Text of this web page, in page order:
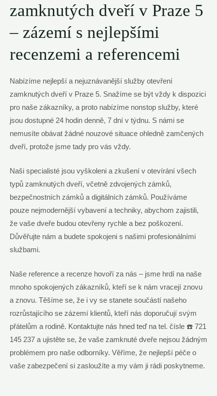
zamknutých dveří v Praze 5
– zázemí s nejlepšími
recenzemi a referencemi
Nabízíme nejlepší a nejuznávanější služby otevření
zamknutých dveří v Praze 5. Snažíme se být vždy k dispozici
pro naše zákazníky, a proto nabízíme nonstop služby, které
jsou dostupné 24 hodin denně, 7 dní v týdnu. S námi se
nemusíte obávat žádné nouzové situace ohledně zamčených
dveří, protože jsme tady pro vás vždy.
Naši specialisté jsou vyškoleni a zkušení v otevírání všech
typů zamknutých dveří, včetně zdvojených zámků,
bezpečnostních zámků a digitálních zámků. Používáme
pouze nejmodernější vybavení a techniky, abychom zajistili,
že vaše dveře budou otevřeny rychle a bez poškození.
Důvěřujte nám a budete spokojeni s našimi profesionálními
službami.
Naše reference a recenze hovoří za nás – jsme hrdí na naše
mnoho spokojených zákazníků, kteří se k nám vracejí znovu
a znovu. Těšíme se, že i vy se stanete součástí našeho
rozrůstajícího se zázemí klientů, kteří nás doporučují svým
přátelům a rodině. Kontaktujte nás hned teď na tel. čísle ☎️ 721
145 237 a ujistěte se, že vaše zamknuté dveře nejsou žádným
problémem pro naše odborníky. Věříme, že nejlepší péče o
vaše zabezpečení si zasloužíte a my vám ji rádi poskytneme.